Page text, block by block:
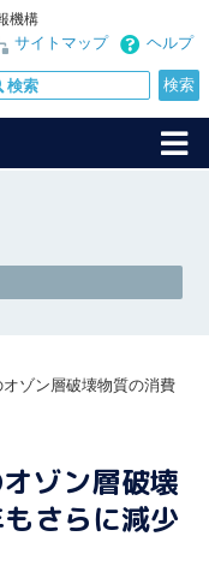
機構
ヘルプ
サイトマップ
ゾン層破壊物質の消費
ゾン層破壊
さらに減少